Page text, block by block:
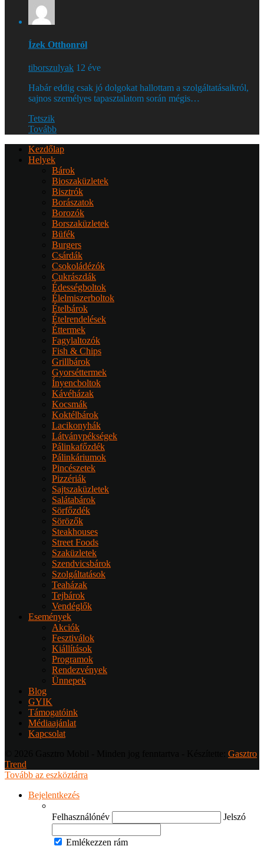
Ízek Otthonról
tiborszulyak 12 éve
Habár eddig csak jó dolgokat hallottam a szolgáltatásaikról,
sajnos személyes tapasztalatom során mégis…
Tetszik
Tovább
Kezdőlap
Helyek
Bárok
Bioszaküzletek
Bisztrók
Borászatok
Borozók
Borszaküzletek
Büfék
Burgers
Csárdák
Csokoládézók
Cukrászdák
Édességboltok
Élelmiszerboltok
Ételbárok
Ételrendelések
Éttermek
Fagylaltozók
Fish & Chips
Grillbárok
Gyorséttermek
Ínyencboltok
Kávéházak
Kocsmák
Koktélbárok
Lacikonyhák
Látványpékségek
Pálinkafőzdék
Pálinkáriumok
Pincészetek
Pizzériák
Sajtszaküzletek
Salátabárok
Sörfőzdék
Sörözők
Steakhouses
Street Foods
Szaküzletek
Szendvicsbárok
Szolgáltatások
Teaházak
Tejbárok
Vendéglők
Események
Akciók
Fesztiválok
Kiállítások
Programok
Rendezvények
Ünnepek
Blog
GYIK
Támogatóink
Médiaajánlat
Kapcsolat
Gasztro
Trend
Tovább az eszköztárra
Bejelentkezés
Felhasználónév Jelszó
Emlékezzen rám